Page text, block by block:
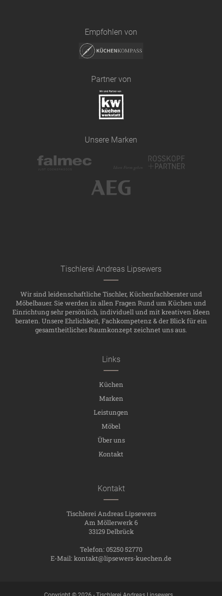
Empfohlen von
Partner von
Unsere Marken
Tischlerei Andreas Lipsewers
Wir sind leidenschaftliche Tischler, Küchenfachberater und
Möbelbauer. Sie werden in allen Fragen Rund um Küchen und
Einrichtung sehr persönlich, individuell und mit kreativen Ideen
beraten. Unsere Ehrlichkeit, Fachkompetenz & der Blick für ein
gesamtheitliches Raumkonzept zeichnet uns aus.
Links
Küchen
Marken
Leistungen
Möbel
Über uns
Kontakt
Kontakt
Tischlerei Andreas Lipsewers
Am Möllerwerk 6
33129 Delbrück
Telefon: 05250 52770
E-Mail: kontakt@lipsewers-kuechen.de